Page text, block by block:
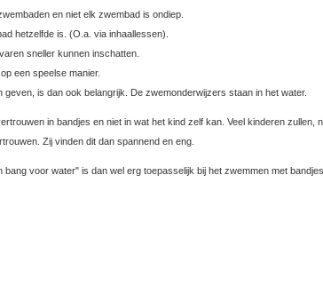
en niet elk zwembad is ondiep.
hetzelfde is. (O.a. via inhaallessen).
sneller kunnen inschatten.
een speelse manier.
geven, is dan ook belangrijk. De zwemonderwijzers staan in het water.
in bandjes en niet in wat het kind zelf kan. Veel kinderen zullen,
Zij vinden dit dan spannend en eng.
voor water" is dan wel erg toepasselijk bij het zwemmen met bandjes.